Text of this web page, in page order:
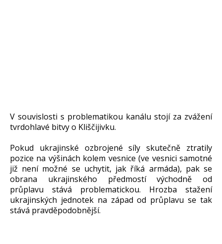
V souvislosti s problematikou kanálu stojí za zvážení
tvrdohlavé bitvy o Kliščijivku.
Pokud ukrajinské ozbrojené síly skutečně ztratily
pozice na výšinách kolem vesnice (ve vesnici samotné
již není možné se uchytit, jak říká armáda), pak se
obrana ukrajinského předmostí východně od
průplavu stává problematickou. Hrozba stažení
ukrajinských jednotek na západ od průplavu se tak
stává pravděpodobnější.